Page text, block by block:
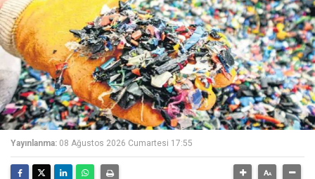
Yayınlanma: 08 Ağustos 2026 Cumartesi 17:55